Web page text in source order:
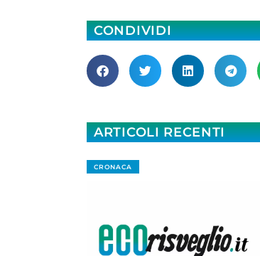
CONDIVIDI
ARTICOLI RECENTI
CRONACA